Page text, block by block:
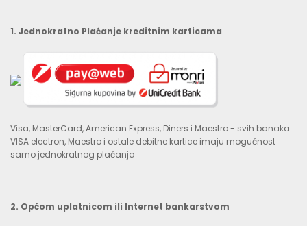
1. Jednokratno Plaćanje kreditnim karticama
Visa, MasterCard, American Express, Diners i Maestro - svih banaka
VISA electron, Maestro i ostale debitne kartice imaju mogućnost
samo jednokratnog plaćanja
2. Općom uplatnicom ili Internet bankarstvom